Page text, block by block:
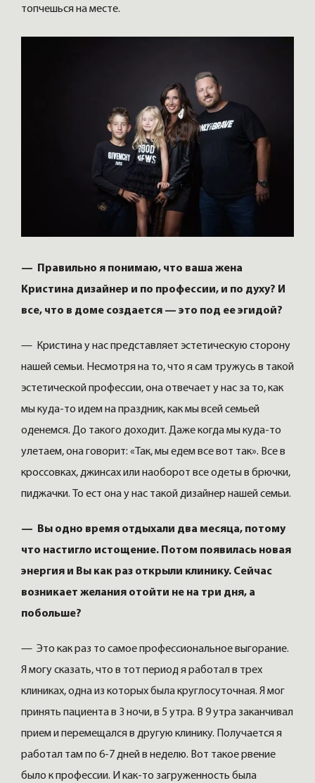
топчешься на месте.
— Правильно я понимаю, что ваша жена
Кристина дизайнер и по профессии, и по духу? И
все, что в доме создается — это под ее эгидой?
— Кристина у нас представляет эстетическую сторону
нашей семьи. Несмотря на то, что я сам тружусь в такой
эстетической профессии, она отвечает у нас за то, как
мы куда-то идем на праздник, как мы всей семьей
оденемся. До такого доходит. Даже когда мы куда-то
улетаем, она говорит: «Так, мы едем все вот так». Все в
кроссовках, джинсах или наоборот все одеты в брючки,
пиджачки. То ест она у нас такой дизайнер нашей семьи.
— Вы одно время отдыхали два месяца, потому
что настигло истощение. Потом появилась новая
энергия и Вы как раз открыли клинику. Сейчас
возникает желания отойти не на три дня, а
побольше?
— Это как раз то самое профессиональное выгорание.
Я могу сказать, что в тот период я работал в трех
клиниках, одна из которых была круглосуточная. Я мог
принять пациента в 3 ночи, в 5 утра. В 9 утра заканчивал
прием и перемещался в другую клинику. Получается я
работал там по 6-7 дней в неделю. Вот такое рвение
было к профессии. И как-то загруженность была